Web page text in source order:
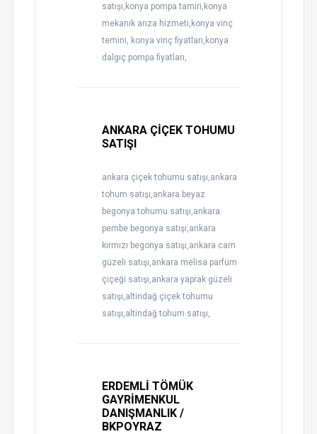
satışı,konya pompa tamiri,konya
mekanik arıza hizmeti,konya vinç
temini, konya vinç fiyatları,konya
dalgıç pompa fiyatları,
ANKARA ÇİÇEK TOHUMU
SATIŞI
ankara çiçek tohumu satışı,ankara
tohum satışı,ankara beyaz
begonya tohumu satışı,ankara
pembe begonya satışı,ankara
kırmızı begonya satışı,ankara cam
güzeli satışı,ankara melisa parfüm
çiçeği satışı,ankara yaprak güzeli
satışı,altindağ çiçek tohumu
satışı,altindağ tohum satışı,
ERDEMLİ TÖMÜK
GAYRİMENKUL
DANIŞMANLIK /
BKPOYRAZ